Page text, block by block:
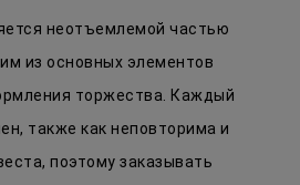
неотъемлемой частью
из основных элементов
торжества. Каждый
также как неповторима и
поэтому заказывать